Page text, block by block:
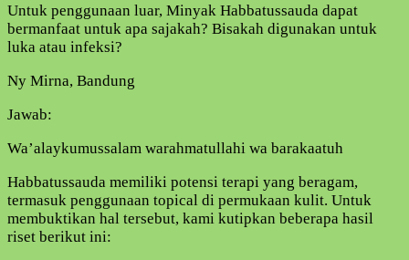
YANG
LUAR
Untuk penggunaan luar, Minyak Habbatussauda dapat
bermanfaat untuk apa sajakah? Bisakah digunakan untuk
luka atau infeksi?
Ny Mirna, Bandung
Jawab:
Wa’alaykumussalam warahmatullahi wa barakaatuh
Habbatussauda memiliki potensi terapi yang beragam,
termasuk penggunaan topical di permukaan kulit. Untuk
membuktikan hal tersebut, kami kutipkan beberapa hasil
riset berikut ini: